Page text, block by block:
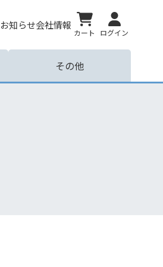
お知らせ会社情報
カート ログイン
その他